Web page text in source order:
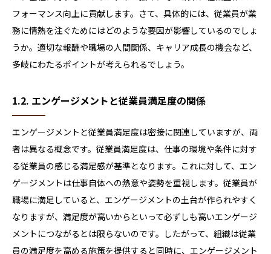
フォーマンス向上に貢献します。さて、具体的には、従業員が業
務に情熱を注ぐためにはどのような要因が影響しているのでしょ
うか。適切な報酬や職場の人間関係、キャリア成長の機会など、
多岐にわたるポイントが考えられるでしょう。
1.2. エンゲージメントと従業員満足度の関係
エンゲージメントと従業員満足度は密接に関連していますが、両
者は異なる概念です。従業員満足度は、仕事の環境や条件に対す
る従業員の感じる満足感が基準となります。これに対して、エン
ゲージメントは仕事自体への熱意や姿勢を重視します。従業員が
職場に満足していると、エンゲージメントの土台が作られやすく
なりますが、満足度が高いからといって必ずしも高いエンゲージ
メントにつながるとは限らないのです。したがって、組織は従業
員の満足度を高める施策を提供すると同時に、エンゲージメント